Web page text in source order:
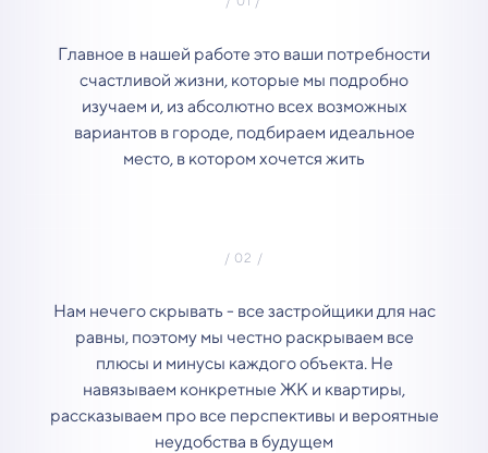
Главное в нашей работе это ваши потребности
счастливой жизни, которые мы подробно
изучаем и, из абсолютно всех возможных
вариантов в городе, подбираем идеальное
место, в котором хочется жить
Нам нечего скрывать - все застройщики для нас
равны, поэтому мы честно раскрываем все
плюсы и минусы каждого объекта. Не
навязываем конкретные ЖК и квартиры,
рассказываем про все перспективы и вероятные
неудобства в будущем